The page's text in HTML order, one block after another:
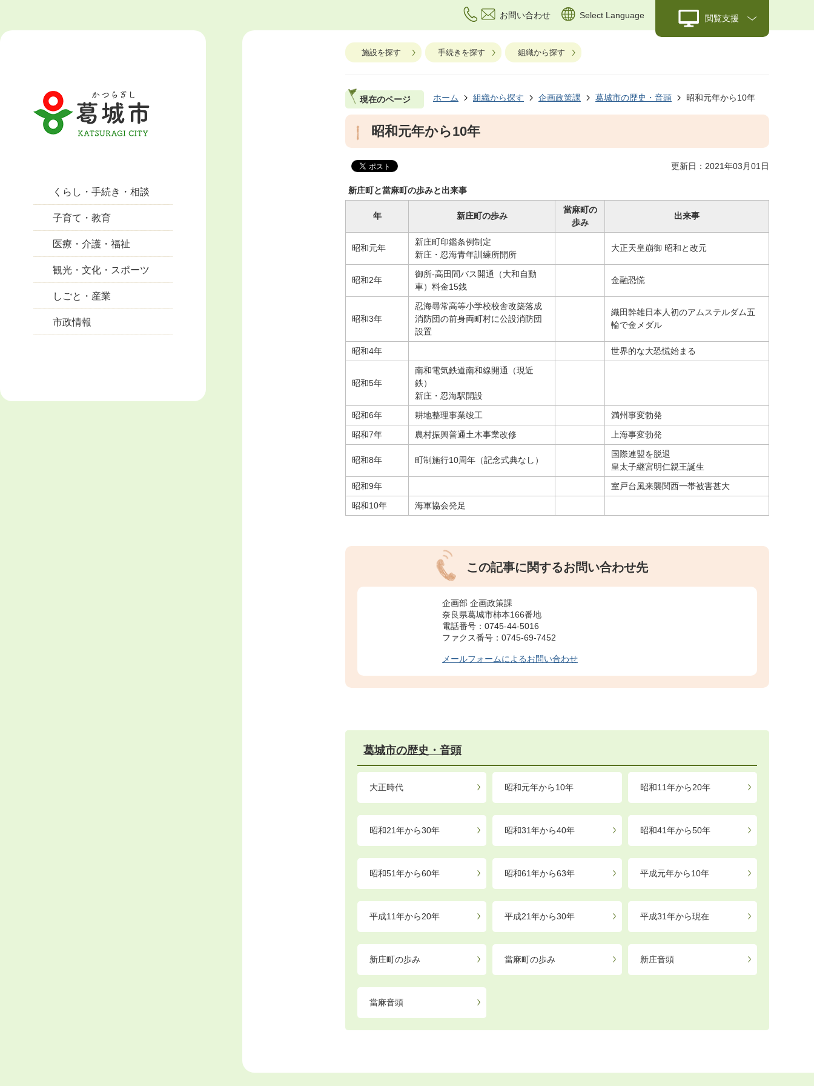
お問い合わせ Select Language 閲覧支援
くらし・手続き・相談
子育て・教育
医療・介護・福祉
観光・文化・スポーツ
しごと・産業
市政情報
施設を探す 手続きを探す 組織から探す
現在のページ ホーム 組織から探す 企画政策課 葛城市の歴史・音頭 昭和元年から10年
昭和元年から10年
更新日：2021年03月01日
新庄町と當麻町の歩みと出来事
年 新庄町の歩み
當麻町の
歩み
出来事
昭和元年
新庄町印鑑条例制定
新庄・忍海青年訓練所開所
大正天皇崩御 昭和と改元
昭和2年
御所-高田間バス開通（大和自動
車）料金15銭
金融恐慌
昭和3年
忍海尋常高等小学校校舎改築落成
消防団の前身両町村に公設消防団
設置
織田幹雄日本人初のアムステルダム五
輪で金メダル
昭和4年 世界的な大恐慌始まる
昭和5年
南和電気鉄道南和線開通（現近
鉄）
新庄・忍海駅開設
昭和6年
耕地整理事業竣工
満州事変勃発
昭和7年
農村振興普通土木事業改修 上海事変勃発
昭和8年 町制施行10周年（記念式典なし）
国際連盟を脱退
皇太子継宮明仁親王誕生
昭和9年
室戸台風来襲関西一帯被害甚大
昭和10年
海軍協会発足
この記事に関するお問い合わせ先
企画部 企画政策課
奈良県葛城市柿本166番地
電話番号：0745-44-5016
ファクス番号：0745-69-7452
メールフォームによるお問い合わせ
葛城市の歴史・音頭
大正時代 昭和元年から10年 昭和11年から20年
昭和21年から30年 昭和31年から40年 昭和41年から50年
昭和51年から60年 昭和61年から63年 平成元年から10年
平成11年から20年 平成21年から30年 平成31年から現在
新庄町の歩み 當麻町の歩み 新庄音頭
當麻音頭